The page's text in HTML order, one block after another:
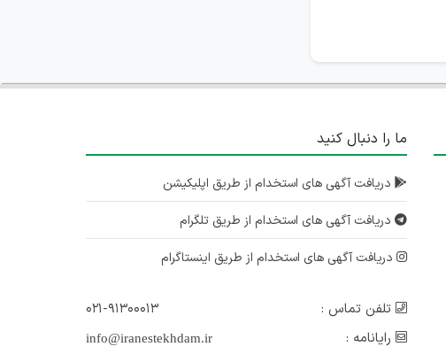
ما را دنبال کنید
دریافت آگهی های استخدام از طریق اپلیکیشن
دریافت آگهی های استخدام از طریق تلگرام
دریافت آگهی های استخدام از طریق اینستاگرام
تلفن تماس :
۰۲۱-۹۱۳۰۰۰۱۳
رایانامه :
info@iranestekhdam.ir